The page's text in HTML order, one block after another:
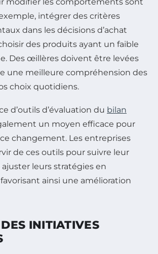
intégrer des critères
dans les décisions d’achat
des produits ayant un faible
Des œillères doivent être levées
une meilleure compréhension des
choix quotidiens.
d’outils d’évaluation du bilan
un moyen efficace pour
changement. Les entreprises
de ces outils pour suivre leur
leurs stratégies en
ainsi une amélioration
INITIATIVES